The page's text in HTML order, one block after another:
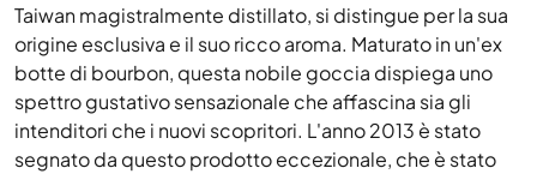
Taiwan magistralmente distillato, si distingue per la sua
origine esclusiva e il suo ricco aroma. Maturato in un'ex
botte di bourbon, questa nobile goccia dispiega uno
spettro gustativo sensazionale che affascina sia gli
intenditori che i nuovi scopritori. L'anno 2013 è stato
segnato da questo prodotto eccezionale, che è stato